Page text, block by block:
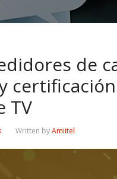
de
TV
Written byAmiitel